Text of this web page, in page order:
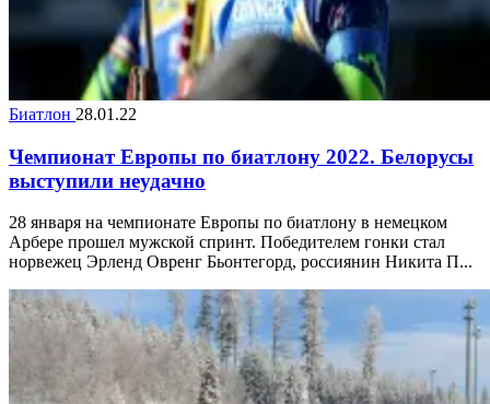
Биатлон 28.01.22
Чемпионат Европы по биатлону 2022. Белорусы
выступили неудачно
28 января на чемпионате Европы по биатлону в немецком
Арбере прошел мужской спринт. Победителем гонки стал
норвежец Эрленд Овренг Бьонтегорд, россиянин Никита П...